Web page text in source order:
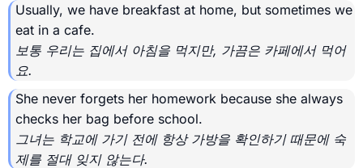
Usually, we have breakfast at home, but sometimes we
eat in a cafe.
보통 우리는 집에서 아침을 먹지만, 가끔은 카페에서 먹어
요.
She never forgets her homework because she always
checks her bag before school.
그녀는 학교에 가기 전에 항상 가방을 확인하기 때문에 숙
제를 절대 잊지 않는다.